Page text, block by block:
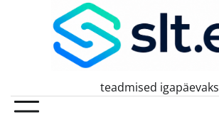
teadmised igapäevaks